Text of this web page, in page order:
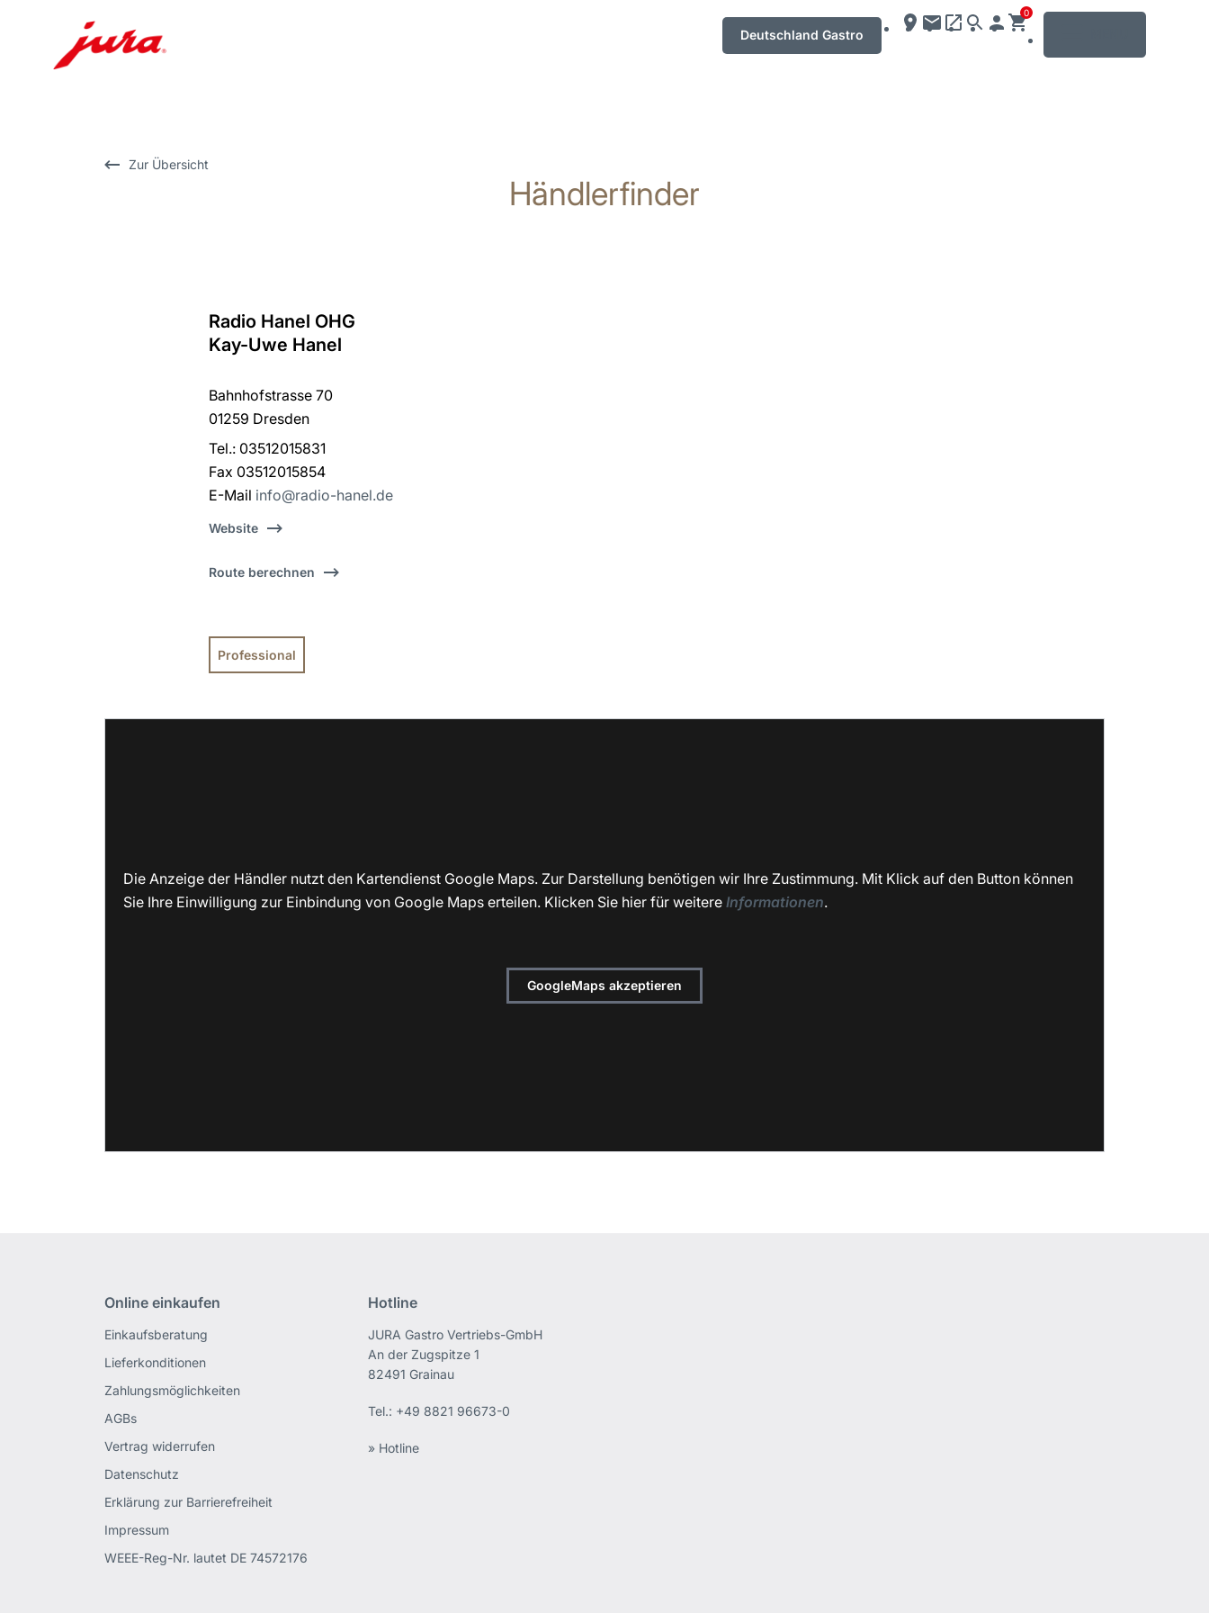
Deutschland Gastro
0
Zur Übersicht
Händlerfinder
Zurück
Radio Hanel OHG
Kay-Uwe Hanel
Bahnhofstrasse 70
01259 Dresden
Tel.: 03512015831
Fax 03512015854
E-Mail info@radio-hanel.de
Website
Route berechnen
Professional
Die Anzeige der Händler nutzt den Kartendienst Google Maps. Zur Darstellung benötigen wir Ihre Zustimmung. Mit Klick auf den Button können
Sie Ihre Einwilligung zur Einbindung von Google Maps erteilen. Klicken Sie hier für weitereInformationen.
GoogleMaps akzeptieren
Online einkaufen
Einkaufsberatung
Lieferkonditionen
Zahlungsmöglichkeiten
AGBs
Vertrag widerrufen
Datenschutz
Erklärung zur Barrierefreiheit
Impressum
WEEE-Reg-Nr. lautet DE 74572176
Hotline
JURA Gastro Vertriebs-GmbH
An der Zugspitze 1
82491 Grainau
Tel.: +49 8821 96673-0
» Hotline